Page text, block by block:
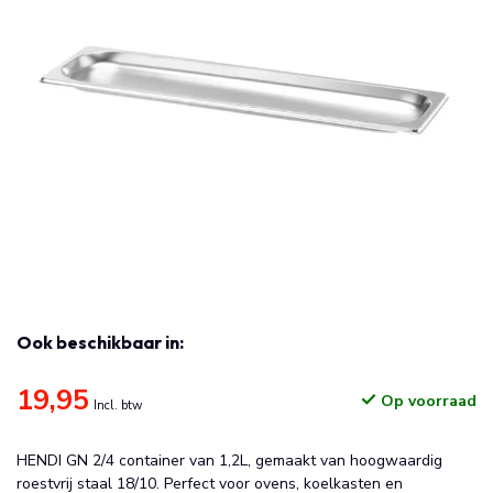
Ook beschikbaar in:
19,95 Incl. btw Op voorraad
HENDI GN 2/4 container van 1,2L, gemaakt van hoogwaardig
roestvrij staal 18/10. Perfect voor ovens, koelkasten en